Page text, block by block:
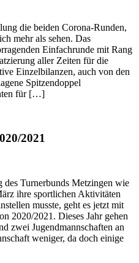
die beiden Corona-Runden,
mehr als sehen. Das
Einfachrunde mit Rang
aller Zeiten für die
Einzelbilanzen, auch von den
Spitzendoppel
für […]
2021
des Turnerbunds Metzingen wie
ihre sportlichen Aktivitäten
musste, geht es jetzt mit
2020/2021. Dieses Jahr gehen
zwei Jugendmannschaften an
weniger, da doch einige